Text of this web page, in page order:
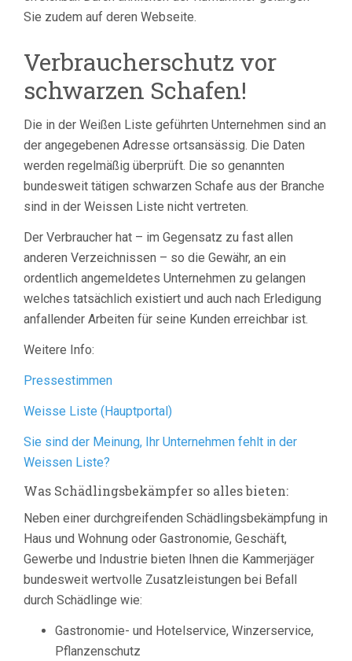
Sie zudem auf deren Webseite.
Verbraucherschutz vor
schwarzen Schafen!
Die in der Weißen Liste geführten Unternehmen sind an
der angegebenen Adresse ortsansässig. Die Daten
werden regelmäßig überprüft. Die so genannten
bundesweit tätigen schwarzen Schafe aus der Branche
sind in der Weissen Liste nicht vertreten.
Der Verbraucher hat – im Gegensatz zu fast allen
anderen Verzeichnissen – so die Gewähr, an ein
ordentlich angemeldetes Unternehmen zu gelangen
welches tatsächlich existiert und auch nach Erledigung
anfallender Arbeiten für seine Kunden erreichbar ist.
Weitere Info:
Pressestimmen
Weisse Liste (Hauptportal)
Sie sind der Meinung, Ihr Unternehmen fehlt in der
Weissen Liste?
Was Schädlingsbekämpfer so alles bieten:
Neben einer durchgreifenden Schädlingsbekämpfung in
Haus und Wohnung oder Gastronomie, Geschäft,
Gewerbe und Industrie bieten Ihnen die Kammerjäger
bundesweit wertvolle Zusatzleistungen bei Befall
durch Schädlinge wie:
Gastronomie- und Hotelservice, Winzerservice,
Pflanzenschutz